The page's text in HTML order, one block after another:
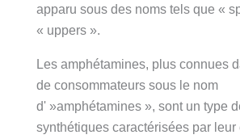
apparu sous des noms tels que «
« uppers ».
Les amphétamines, plus connues
de consommateurs sous le nom
d' »amphétamines », sont un type
synthétiques caractérisées par leur